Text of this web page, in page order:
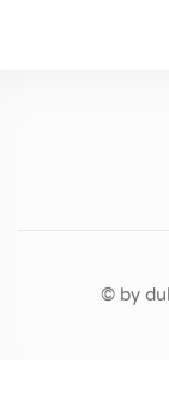
© by